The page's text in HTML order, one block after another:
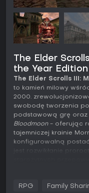
The Elder
the Year
The Elder Scrolls III:
to kamień milowy
2000.
swobodę tworzenia
podstawową grę
Bloodmoon- oferując
tajemniczej krainie
konfigurowalną
jest rozwikłanie
Gra kładzie nacisk
mechanik RPG i
RPG Family